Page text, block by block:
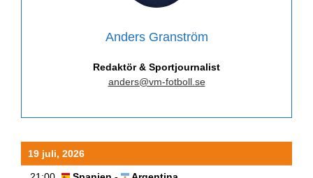
Anders Granström
Redaktör & Sportjournalist
anders@vm-fotboll.se
19 juli, 2026